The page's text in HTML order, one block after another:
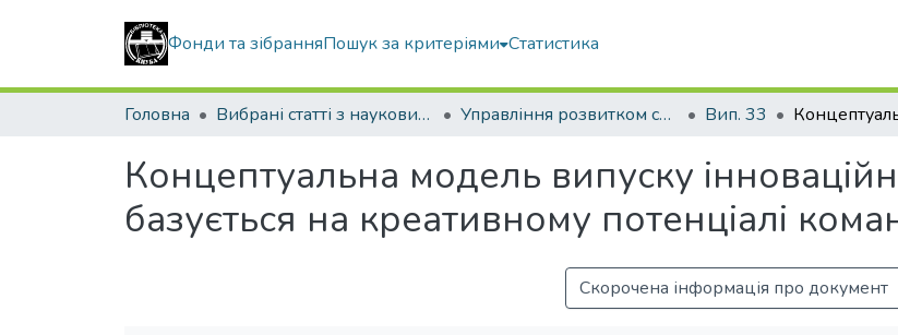
Фонди та зібранняПошук за критеріями Статистика
Головна Вибрані статті з наукових збірників КНУБА Управління розвитком складних систем Вип. 33
Концептуальна модель випуску
базується на креативному потенціалі
Скорочена інформація про документ